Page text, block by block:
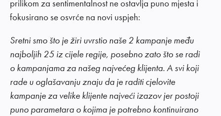
prilikom za sentimentalnost ne ostavlja puno mjesta i
fokusirano se osvrće na novi uspjeh:
Sretni smo što je žiri uvrstio naše 2 kampanje među
najboljih 25 iz cijele regije, posebno zato što se radi
o kampanjama za našeg najvećeg klijenta. A svi koji
rade u oglašavanju znaju da je raditi cjelovite
kampanje za velike klijente najveći izazov jer postoji
puno parametara o kojima je potrebno kontinuirano